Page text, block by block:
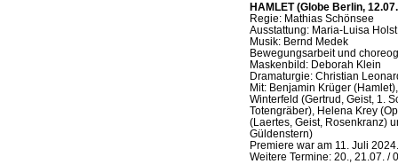
HAMLET (Globe Berlin,
Regie: Mathias Schönsee
Ausstattung: Maria-Luisa
Musik: Bernd Medek
Bewegungsarbeit und
Maskenbild: Deborah Klein
Dramaturgie: Christian
Mit: Benjamin Krüger
Winterfeld (Gertrud, Geist, 1.
Totengräber), Helena Krey
(Laertes, Geist, Rosenkranz)
Güldenstern)
Premiere war am 11. Juli 2024.
Weitere Termine: 20., 21.07. /